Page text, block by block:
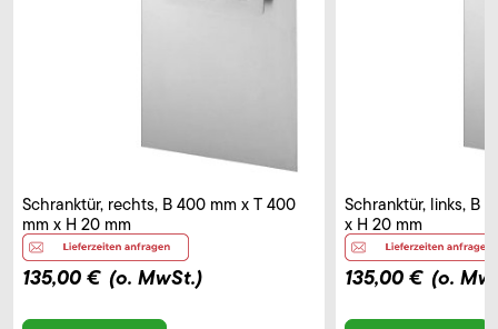
Schranktür, rechts, B 400 mm x T 400
mm x H 20 mm
135,00 € (o. MwSt.)
Schranktür, links, B
x H 20 mm
135,00 € (o.